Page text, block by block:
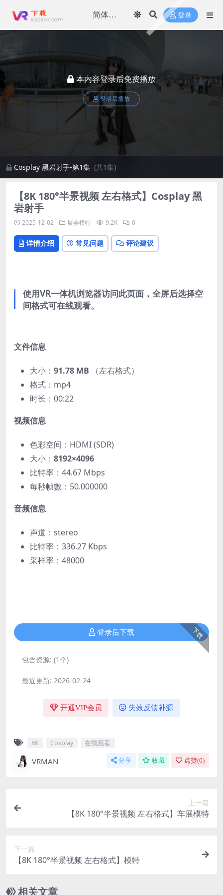
登录
本内容登录后免费播放
登录后播放
Cosplay 黑岩射手-第1集 (共1集)
【8K 180°半景视频 左右格式】Cosplay 黑
岩射手
2025-12-02 展会模特 9.2K 0
详情介绍 常见问题 评论建议
使用VR一体机浏览器访问此页面，全屏后选择空
间格式可在线观看。
文件信息
大小： 91.78 MB （左右格式）
格式：mp4
时长：00:22
视频信息
色彩空间：HDMI (SDR)
大小： 8192×4096
比特率：44.67 Mbps
每秒帧數：50.000000
音频信息
声道：stereo
比特率：336.27 Kbps
采样率：48000
下载
登录后下载
包含资源: (1个)
最近更新: 2026-02-24
开通VIP会员 失效反馈补源
8K Cosplay 在线观看
VRMAN 分享 收藏 点赞(0)
上一篇
【8K 180°半景视频 左右格式】车展模特
下一篇
【8K 180°半景视频 左右格式】模特
相关文章